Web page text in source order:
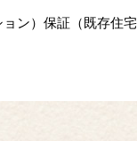
ン）保証（既存住